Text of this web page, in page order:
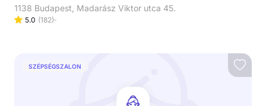
1138 Budapest, Madarász Viktor utca 45.
5.0 (182)
SZÉPSÉGSZALON